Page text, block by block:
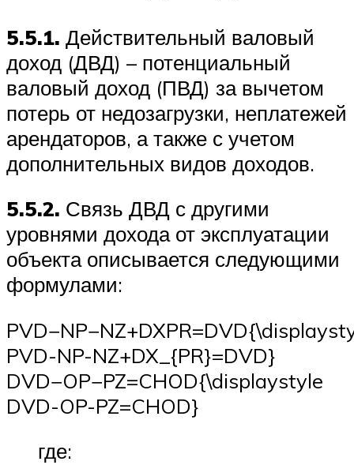
5.5.1. Действительный валовый
доход (ДВД) – потенциальный
валовый доход (ПВД) за вычетом
потерь от недозагрузки, неплатежей
арендаторов, а также с учетом
дополнительных видов доходов.
5.5.2. Связь ДВД с другими
уровнями дохода от эксплуатации
объекта описывается следующими
формулами:
PVD-NP-NZ+DX_{PR}=DVD}
DVD−OP−PZ=CHOD{\displaystyle
DVD-OP-PZ=CHOD}
где: